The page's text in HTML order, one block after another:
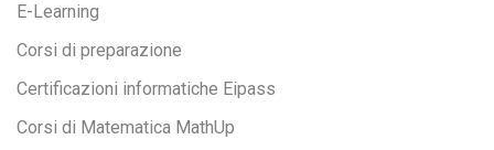
E-Learning
Corsi di preparazione
Certificazioni informatiche Eipass
Corsi di Matematica MathUp